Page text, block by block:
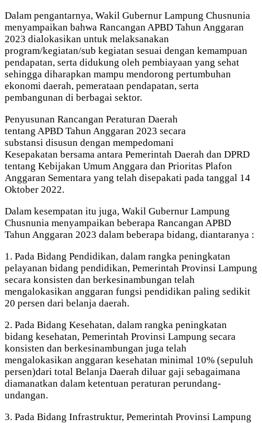
Dalam pengantarnya, Wakil Gubernur Lampung Chusnunia
menyampaikan bahwa Rancangan APBD Tahun Anggaran
2023 dialokasikan untuk melaksanakan
program/kegiatan/sub kegiatan sesuai dengan kemampuan
pendapatan, serta didukung oleh pembiayaan yang sehat
sehingga diharapkan mampu mendorong pertumbuhan
ekonomi daerah, pemerataan pendapatan, serta
pembangunan di berbagai sektor.
Penyusunan Rancangan Peraturan Daerah
tentang APBD Tahun Anggaran 2023 secara
substansi disusun dengan mempedomani
Kesepakatan bersama antara Pemerintah Daerah dan DPRD
tentang Kebijakan Umum Anggara dan Prioritas Plafon
Anggaran Sementara yang telah disepakati pada tanggal 14
Oktober 2022.
Dalam kesempatan itu juga, Wakil Gubernur Lampung
Chusnunia menyampaikan beberapa Rancangan APBD
Tahun Anggaran 2023 dalam beberapa bidang, diantaranya :
1. Pada Bidang Pendidikan, dalam rangka peningkatan
pelayanan bidang pendidikan, Pemerintah Provinsi Lampung
secara konsisten dan berkesinambungan telah
mengalokasikan anggaran fungsi pendidikan paling sedikit
20 persen dari belanja daerah.
2. Pada Bidang Kesehatan, dalam rangka peningkatan
bidang kesehatan, Pemerintah Provinsi Lampung secara
konsisten dan berkesinambungan juga telah
mengalokasikan anggaran kesehatan minimal 10% (sepuluh
persen)dari total Belanja Daerah diluar gaji sebagaimana
diamanatkan dalam ketentuan peraturan perundang-
undangan.
3. Pada Bidang Infrastruktur, Pemerintah Provinsi Lampung